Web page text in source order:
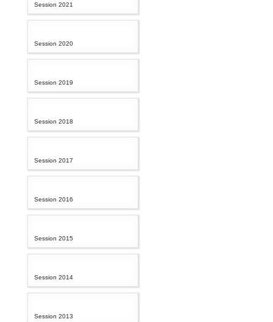
Session 2021
Session 2020
Session 2019
Session 2018
Session 2017
Session 2016
Session 2015
Session 2014
Session 2013